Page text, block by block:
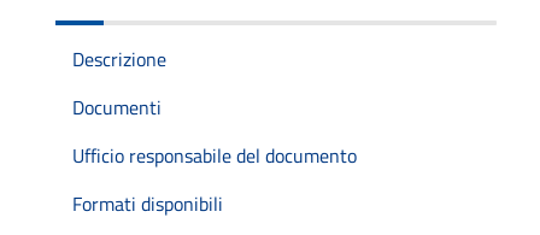
Descrizione
Documenti
Ufficio responsabile del documento
Formati disponibili